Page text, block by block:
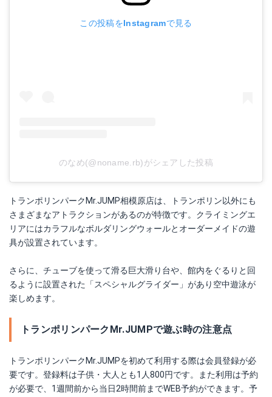
この投稿をInstagramで見る
のなめ(@noname.rb)がシェアした投稿
トランポリンパークMr.JUMP相模原店は、トランポリン以外にも
さまざまなアトラクションがあるのが特徴です。クライミングエ
リアにはカラフルなボルダリングウォールとオーダーメイドの遊
具が設置されています。
さらに、チューブを使って滑る巨大滑り台や、館内をぐるりと回
るように設置された「スペシャルグライダー」があり空中遊泳が
楽しめます。
トランポリンパークMr.JUMPで遊ぶ時の注意点
トランポリンパークMr.JUMPを初めて利用する際は会員登録が必
要です。登録料は子供・大人とも1人800円です。また利用は予約
が必要で、1週間前から当日2時間前までWEB予約ができます。予